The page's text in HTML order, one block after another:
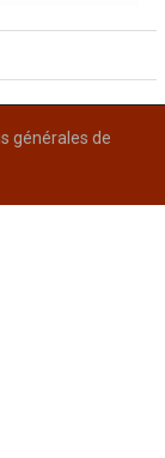
générales de